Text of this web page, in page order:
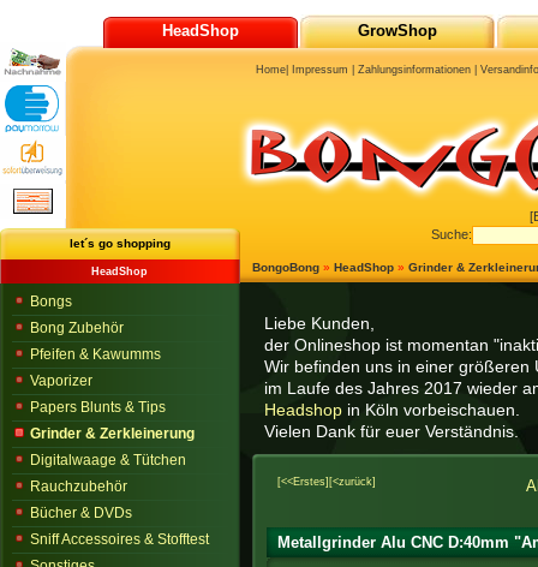
Liebe Kunden,
der Onlineshop ist momentan
Wir befinden uns in einer größeren
im Laufe des Jahres 2017 wieder
Headshop in Köln vorbeischauen.
Vielen Dank für euer Verständnis.
[<<Erstes] [<zurück]
Metallgrinder Alu CNC D:40mm
BongoBong » HeadShop » Grinder &
let´s go shopping
HeadShop
Bongs
Bong Zubehör
Pfeifen & Kawumms
Vaporizer
Papers Blunts & Tips
Grinder & Zerkleinerung
Digitalwaage & Tütchen
Rauchzubehör
Bücher & DVDs
Sniff Accessoires & Stofftest
HeadShop GrowShop
Suche:
Home Impressum |Zahlungsinformationen |